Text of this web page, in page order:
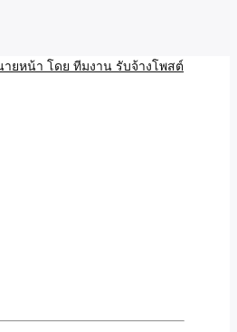
ต์บ้านที่ดิน
คาถูขายบ้าน
ษณา ลงประกาศฟรี